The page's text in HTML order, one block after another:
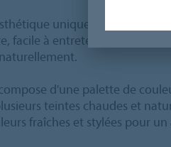
unique, Furniture
facile à entretenir, insensible
d'une palette de
teintes chaudes et
fraîches et stylées pour